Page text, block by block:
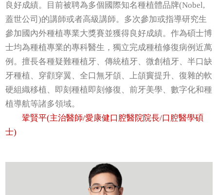
良好成績。目前被聘為多個國際知名種植體品牌(Nobel,
蓋世公司)的講師或者高級講師。多次參加或指導研究生
參加國內外種植專業大獎賽並獲得良好成績。作為碩士博
士均為種植專業的專科醫生，獨立完成種植修復病例近萬
例。擅長各種疑難種植牙、傳統植牙、微創植牙、半口缺
牙種植、穿顴穿翼、全口無牙頜、上頜竇提升、復雜的軟
硬組織移植、即刻種植即刻修復、前牙美學、數字化和種
植導航等諸多領域。
鞏賢平(主治醫師/愛康健口腔醫院院長/口腔醫學碩
士)